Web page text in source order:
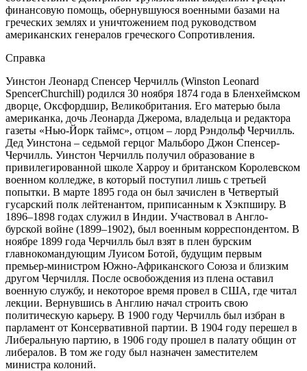
финансовую помощь, обернувшуюся военными базами на
греческих землях и уничтожением под руководством
американских генералов греческого Сопротивления.
Справка
Уинстон Леонард Спенсер Черчилль (Winston Leonard
SpencerChurchill) родился 30 ноября 1874 года в Бленхеймском
дворце, Оксфордшир, Великобритания. Его матерью была
американка, дочь Леонарда Джерома, владельца и редактора
газеты «Нью-Йорк таймc», отцом – лорд Рэндольф Черчилль.
Дед Уинстона – седьмой герцог Мальборо Джон Спенсер-
Черчилль. Уинстон Черчилль получил образование в
привилегированной школе Харроу и британском Королевском
военном колледже, в который поступил лишь с третьей
попытки. В марте 1895 года он был зачислен в Четвертый
гусарский полк лейтенантом, приписанным к Хэкпширу. В
1896–1898 годах служил в Индии. Участвовал в Англо-
бурской войне (1899–1902), был военным корреспондентом. В
ноябре 1899 года Черчилль был взят в плен бурским
главнокомандующим Луисом Ботой, будущим первым
премьер-министром Южно-Африканского Союза и близким
другом Черчилля. После освобождения из плена оставил
военную службу, и некоторое время провел в США, где читал
лекции. Вернувшись в Англию начал строить свою
политическую карьеру. В 1900 году Черчилль был избран в
парламент от Консервативной партии. В 1904 году перешел в
Либеральную партию, в 1906 году прошел в палату общин от
либералов. В том же году был назначен заместителем
министра колоний.